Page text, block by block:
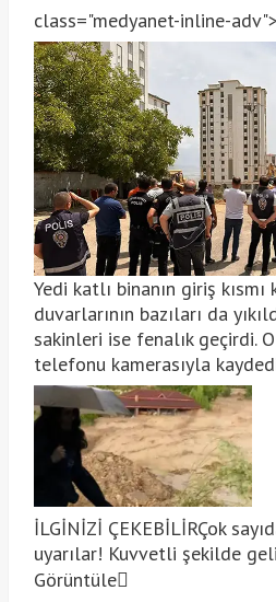
class="medyanet-inline-adv">
Yedi katlı binanın giriş kısmı
duvarlarının bazıları da
sakinleri ise fenalık geçirdi.
telefonu kamerasıyla
İLGİNİZİ ÇEKEBİLİRÇok
uyarılar! Kuvvetli şekilde
Görüntüle